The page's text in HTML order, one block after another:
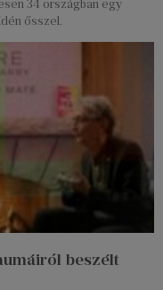
34 országban egy
ősszel.
beszélt